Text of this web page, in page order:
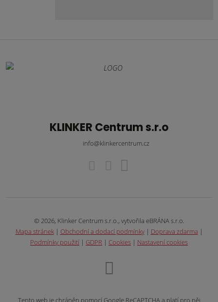
KLINKER Centrum s.r.o
info@klinkercentrum.cz
© 2026, Klinker Centrum s.r.o., vytvořila eBRÁNA s.r.o.
Mapa stránek| Obchodní a dodací podmínky| Doprava zdarma |
Podmínky použití | GDPR | Cookies | Nastavení cookies
Tento web je chráněn pomocí Google ReCAPTCHA a platí pro něj